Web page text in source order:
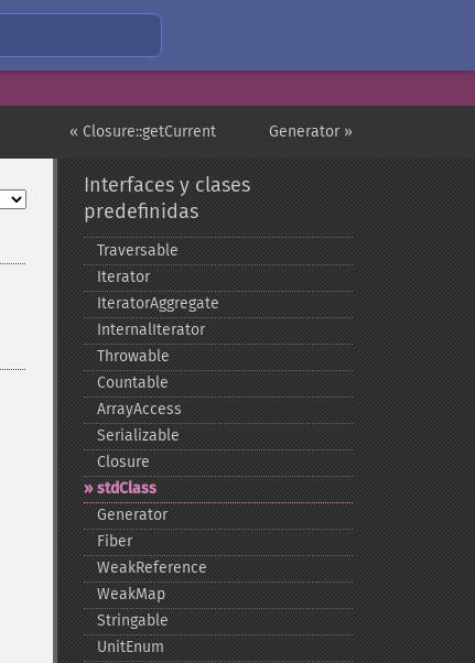
Generator »
« Closure::getCurrent
Interfaces y clases
predefinidas
Traversable
Iterator
IteratorAggregate
InternalIterator
Throwable
Countable
ArrayAccess
Serializable
Closure
stdClass
Generator
Fiber
WeakReference
WeakMap
Stringable
UnitEnum